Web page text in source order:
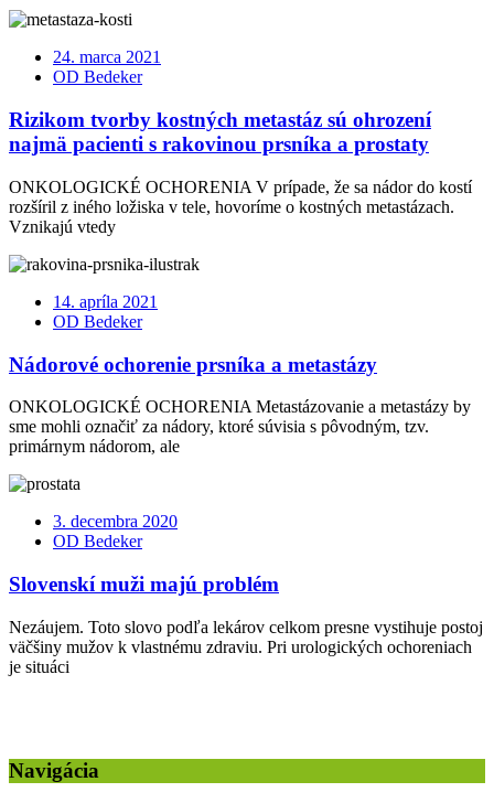
24. marca 2021
OD Bedeker
Rizikom tvorby kostných metastáz sú ohrození
najmä pacienti s rakovinou prsníka a prostaty
ONKOLOGICKÉ OCHORENIA V prípade, že sa nádor do kostí
rozšíril z iného ložiska v tele, hovoríme o kostných metastázach.
Vznikajú vtedy
14. apríla 2021
OD Bedeker
Nádorové ochorenie prsníka a metastázy
ONKOLOGICKÉ OCHORENIA Metastázovanie a metastázy by
sme mohli označiť za nádory, ktoré súvisia s pôvodným, tzv.
primárnym nádorom, ale
3. decembra 2020
OD Bedeker
Slovenskí muži majú problém
Nezáujem. Toto slovo podľa lekárov celkom presne vystihuje postoj
väčšiny mužov k vlastnému zdraviu. Pri urologických ochoreniach
je situáci
Navigácia